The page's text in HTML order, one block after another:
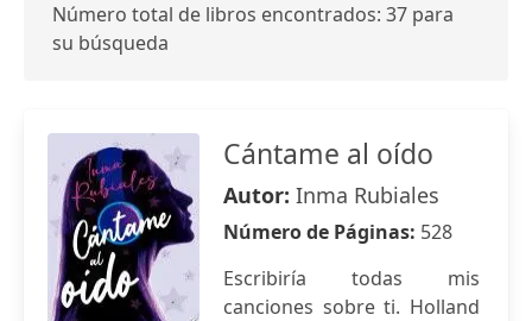
Número total de libros encontrados: 37 para
su búsqueda
Cántame al oído
Autor: Inma Rubiales
Número de Páginas: 528
Escribiría todas mis
canciones sobre ti. Holland